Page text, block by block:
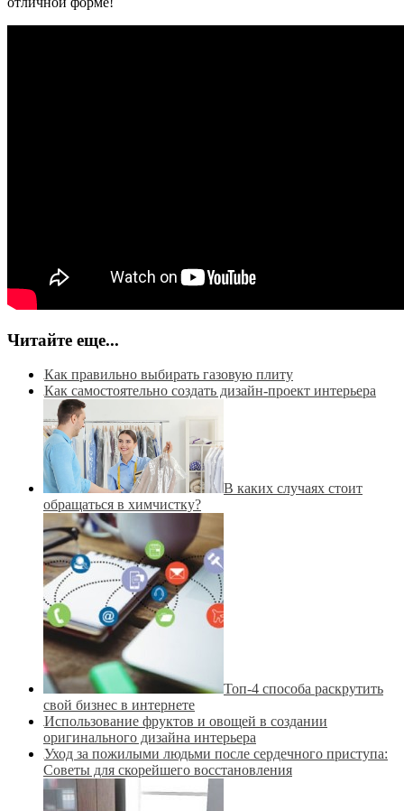
Читайте еще...
Как правильно выбирать газовую плиту
Как самостоятельно создать дизайн-проект интерьера
В каких случаях стоит
обращаться в химчистку?
Топ-4 способа раскрутить
свой бизнес в интернете
Использование фруктов и овощей в создании
оригинального дизайна интерьера
Уход за пожилыми людьми после сердечного приступа:
Советы для скорейшего восстановления